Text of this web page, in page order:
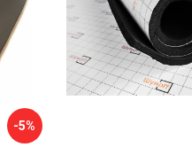
-5%